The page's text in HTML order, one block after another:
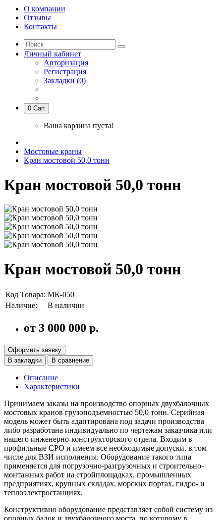
О компании
Отзывы
Контакты
Личный кабинет
Авторизация
Регистрация
Закладки (0)
0 Cart
Ваша корзина пуста!
Мостовые краны
Кран мостовой 50,0 тонн
Кран мостовой 50,0 тонн
Кран мостовой 50,0 тонн
Код Товара: МК-050
Наличие:
В наличии
от 3 000 000 р.
Оформить заявку
В закладки
В сравнение
Описание
Характеристики
Принимаем заказы на производство опорных двухбалочных
мостовых кранов грузоподъемностью 50,0 тонн. Серийная
модель может быть адаптирована под задачи производства
либо разработана индивидуально по чертежам заказчика или
нашего инженерно-конструкторского отдела. Входим в
профильные СРО и имеем все необходимые допуски, в том
числе для ВЗИ исполнения. Оборудование такого типа
применяется для погрузочно-разгрузочных и строительно-
монтажных работ на стройплощадках, промышленных
предприятиях, крупных складах, морских портах, гидро- и
теплоэлектростанциях.
Конструктивно оборудование представляет собой систему из
опорных балок и двухбалочного моста, по которому в